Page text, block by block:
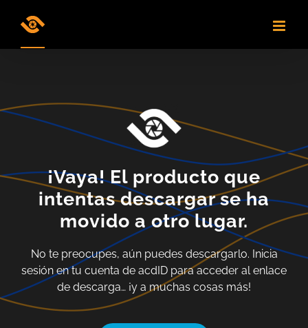
¡Vaya! El producto que
intentas descargar se ha
movido a otro lugar.
No te preocupes, aún puedes descargarlo. Inicia
sesión en tu cuenta de acdID para acceder al enlace
de descarga… ¡y a muchas cosas más!